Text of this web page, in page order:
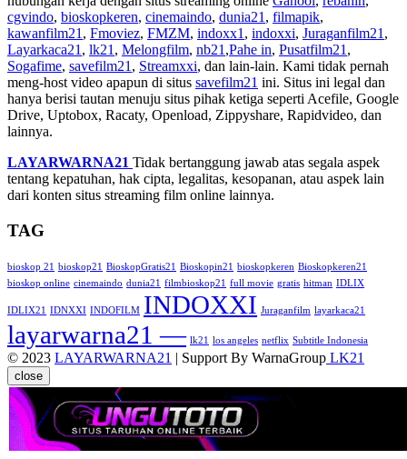
cgvindo, bioskopkeren, cinemaindo, dunia21 , filmapik,
kawanfilm21 , Fmoviez, FMZM, indoxx1 , indoxxi, Juraganfilm21 ,
Layarkaca21 , lk21 , Melongfilm, nb21 ,Pahe in, Pusatfilm21 ,
Sogafime, savefilm21 , Streamxxi, dan lain-lain. Kami tidak pernah
meng-host video apapun di situs savefilm21 ini. Situs ini legal dan
hanya berisi tautan menuju situs pihak ketiga seperti Acefile, Google
Drive, Uptobox, Racaty, Openload, Zippyshare, Rapidvideo, dan
lainnya.
LAYARWARNA21 Tidak bertanggung jawab atas segala aspek
tentang kepatuhan, hak cipta, legalitas, kesopanan, atau aspek lain
dari konten situs streaming film online lainnya.
TAG
bioskop 21 bioskop21 BioskopGratis21 Bioskopin21 bioskopkeren Bioskopkeren21
bioskop online cinemaindo dunia21 filmbioskop21 full movie gratis hitman IDLIX
IDLIX21 IDNXXI INDOFILM INDOXXI Juraganfilm layarkaca21
layarwarna21 — lk21 los angeles netflix Subtitle Indonesia
© 2023 LAYARWARNA21 | Support By WarnaGroup LK21
close